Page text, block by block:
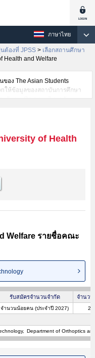
ภาษาไทย
ต้องที่ JPSS > เลือกสถานศึกษา
Health and Welfare
ของ The Asian Students
ให้ข้อมูลของสถาบันการศึกษา
ะดับอนุปริญญา・วิทยาลัย
ะคณะ,ข้อมูลการสอบคัดเลือก
ผ่านการสอบคัดเลือก
งนั้นขอเชิญใช้บริการค้นหา
of Health
Welfare รายชื่อคณะ
รับสมัครจำนวนจำกัด จำนว
จำนวนน้อยคน (ประจำปี 2027) 2ค
Department of Orthoptics